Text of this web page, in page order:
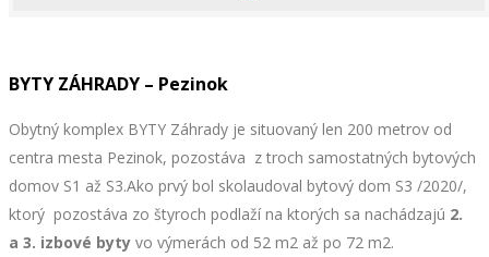
BYTY ZÁHRADY – Pezinok
Obytný komplex BYTY Záhrady je situovaný len 200 metrov od
centra mesta Pezinok, pozostáva z troch samostatných bytových
domov S1 až S3.Ako prvý bol skolaudoval bytový dom S3 /2020/,
ktorý pozostáva zo štyroch podlaží na ktorých sa nachádzajú 2.
a 3. izbové byty vo výmerách od 52 m2 až po 72 m2.